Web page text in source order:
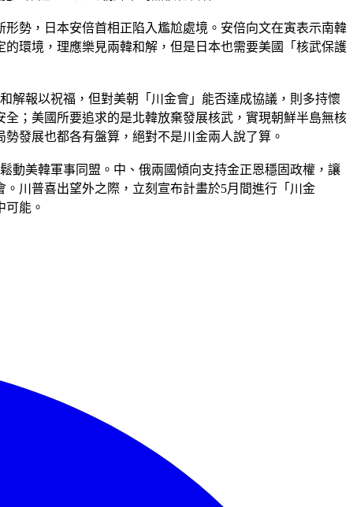
勢，日本安倍首相正陷入尷尬處境。安倍向文在寅表示南韓
環境，理應樂見兩韓和解，但是日本也需要美國「核武保護
解報以祝福，但對美朝「川金會」能否達成協議，則多持懷
；美國所要追求的是北韓放棄發展核武，實現朝鮮半島無核
發展也都各有盤算，絕對不是川金兩人說了算。
動美韓軍事同盟。中、俄兩國傾向支持金正恩穩固政權，讓
川普喜出望外之際，立刻宣布計畫於5月間進行「川金
能。